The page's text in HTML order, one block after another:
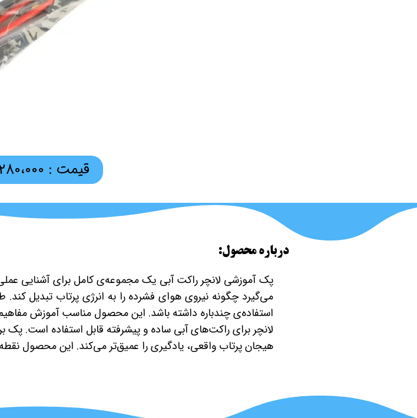
قیمت : 1،280،000 تومان
پک آموزشی لانچر راکت آبی یک مجموعه‌ی کامل برای آشنایی
می‌گیرد چگونه نیروی هوای فشرده را به انرژی پرتاب تبدیل
استفاده‌ی چندباره داشته باشد. این محصول مناسب آموزش
لانچر برای راکت‌های آبی ساده و پیشرفته قابل استفاده است. پک
هیجان پرتاب واقعی، یادگیری را عمیق‌تر می‌کند. این محصول
درباره محصول: